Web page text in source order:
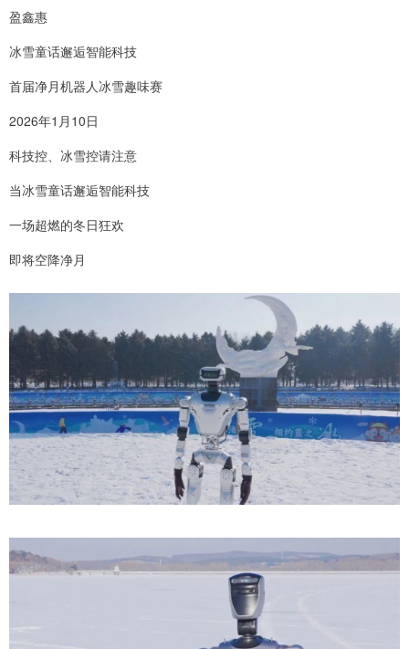
盈鑫惠
冰雪童话邂逅智能科技
首届净月机器人冰雪趣味赛
2026年1月10日
科技控、冰雪控请注意
当冰雪童话邂逅智能科技
一场超燃的冬日狂欢
即将空降净月